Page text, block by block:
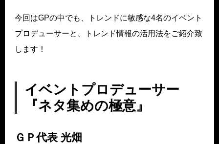
今回はGPの中でも、トレンドに敏感な4名のイベント
プロデューサーと、トレンド情報の活用法をご紹介致
します！
イベントプロデューサー
『ネタ集めの極意』
ＧＰ代表 光畑